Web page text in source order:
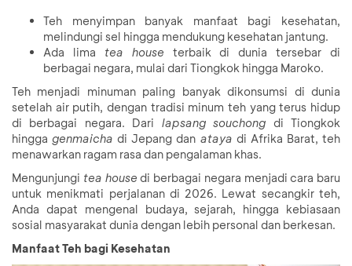
Teh menyimpan banyak manfaat bagi kesehatan,
melindungi sel hingga mendukung kesehatan jantung.
Ada lima tea house terbaik di dunia tersebar di
berbagai negara, mulai dari Tiongkok hingga Maroko.
Teh menjadi minuman paling banyak dikonsumsi di dunia
setelah air putih, dengan tradisi minum teh yang terus hidup
di berbagai negara. Dari lapsang souchong di Tiongkok
hingga genmaicha di Jepang dan ataya di Afrika Barat, teh
menawarkan ragam rasa dan pengalaman khas.
Mengunjungi tea house di berbagai negara menjadi cara baru
untuk menikmati perjalanan di 2026. Lewat secangkir teh,
Anda dapat mengenal budaya, sejarah, hingga kebiasaan
sosial masyarakat dunia dengan lebih personal dan berkesan.
Manfaat Teh bagi Kesehatan